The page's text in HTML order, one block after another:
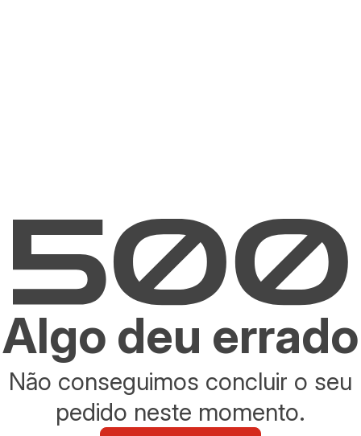
Algo deu errado
Não conseguimos concluir o seu
pedido neste momento.